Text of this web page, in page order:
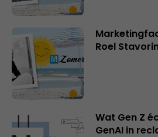
Roel
Wat Gen Z
GenAI in